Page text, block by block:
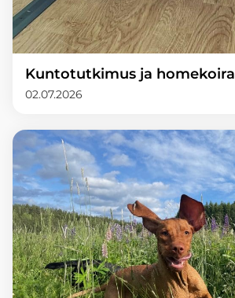
Kuntotutkimus ja homekoira
02.07.2026